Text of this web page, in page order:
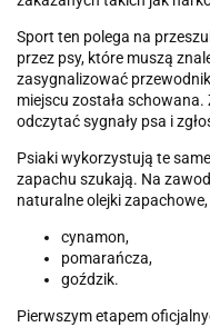
Sport ten polega na
przez psy, które muszą
zasygnalizować
miejscu została
odczytać sygnały psa i
Psiaki wykorzystują te
zapachu szukają. Na
naturalne olejki
cynamon,
pomarańcza,
goździk.
Pierwszym etapem